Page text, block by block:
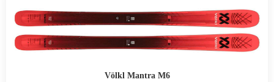
Völkl Mantra M6